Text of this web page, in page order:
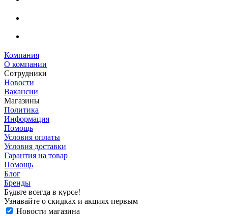
Компания
О компании
Сотрудники
Новости
Вакансии
Магазины
Политика
Информация
Помощь
Условия оплаты
Условия доставки
Гарантия на товар
Помощь
Блог
Бренды
Будьте всегда в курсе!
Узнавайте о скидках и акциях первым
Новости магазина